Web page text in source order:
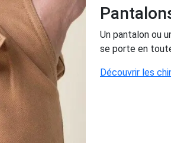
Un pantalon ou
se porte en
Découvrir les